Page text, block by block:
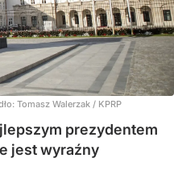
Tomasz Walerzak / KPRP
prezydentem
jest wyraźny